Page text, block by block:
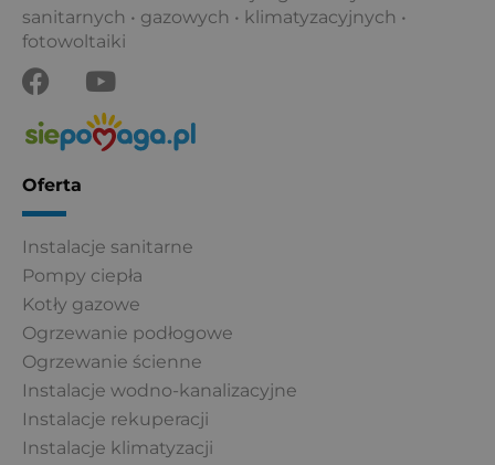
sanitarnych • gazowych • klimatyzacyjnych •
fotowoltaiki
F
a
c
e
b
o
k
Y
o
u
t
Oferta
Instalacje sanitarne
Pompy ciepła
Kotły gazowe
Ogrzewanie podłogowe
Ogrzewanie ścienne
Instalacje wodno-kanalizacyjne
Instalacje rekuperacji
Instalacje klimatyzacji